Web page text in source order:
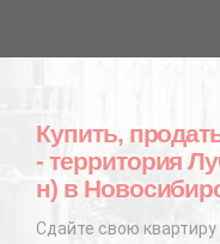
Купить,
- территория
н) в
Сдайте свою